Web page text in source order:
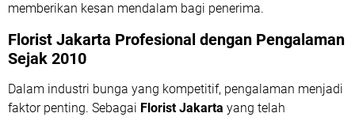
memberikan kesan mendalam bagi penerima.
Florist Jakarta Profesional dengan Pengalaman
Sejak 2010
Dalam industri bunga yang kompetitif, pengalaman menjadi
faktor penting. Sebagai Florist Jakarta yang telah